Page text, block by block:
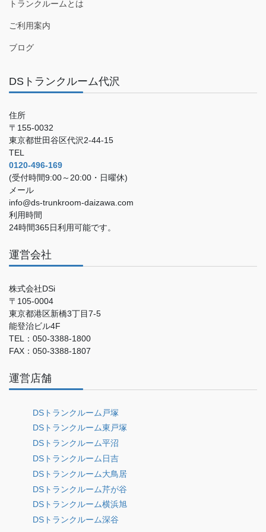
トランクルームとは
ご利用案内
ブログ
DSトランクルーム代沢
住所
〒155-0032
東京都世田谷区代沢2-44-15
TEL
0120-496-169
(受付時間9:00～20:00・日曜休)
メール
info@ds-trunkroom-daizawa.com
利用時間
24時間365日利用可能です。
運営会社
株式会社DSi
〒105-0004
東京都港区新橋3丁目7-5
能登治ビル4F
TEL：050-3388-1800
FAX：050-3388-1807
運営店舗
DSトランクルーム戸塚
DSトランクルーム東戸塚
DSトランクルーム平沼
DSトランクルーム日吉
DSトランクルーム大鳥居
DSトランクルーム芹が谷
DSトランクルーム横浜旭
DSトランクルーム深谷